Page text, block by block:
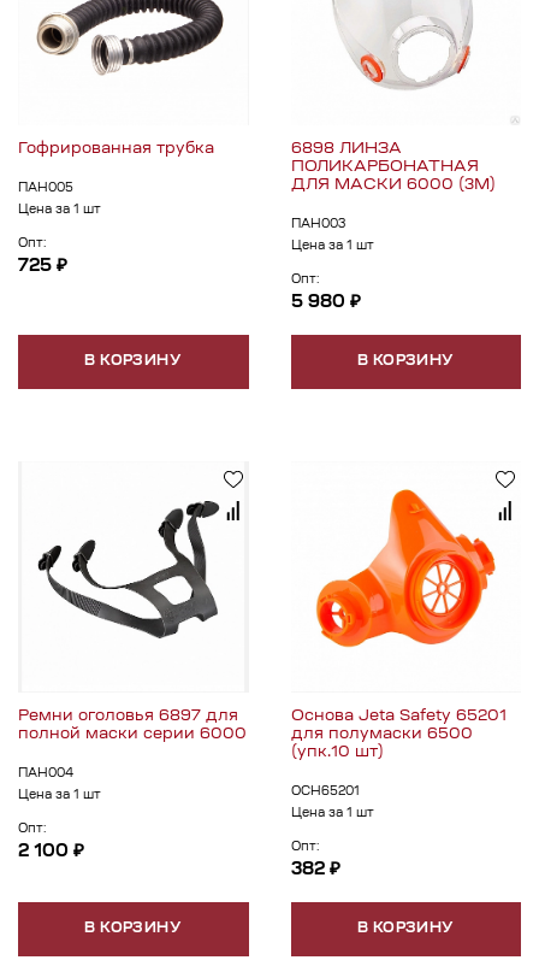
Гофрированная трубка
ПАН005
Цена за 1 шт
Опт:
725 ₽
В КОРЗИНУ
6898 ЛИНЗА
ПОЛИКАРБОНАТНАЯ
ДЛЯ МАСКИ 6000 (3М)
ПАН003
Цена за 1 шт
Опт:
5 980 ₽
В КОРЗИНУ
Ремни оголовья 6897 для
полной маски серии 6000
ПАН004
Цена за 1 шт
Опт:
2 100 ₽
В КОРЗИНУ
Основа Jeta Safety 65201
для полумаски 6500
(упк.10 шт)
ОСН65201
Цена за 1 шт
Опт:
382 ₽
В КОРЗИНУ